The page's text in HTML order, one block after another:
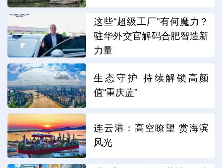
这些“超级工厂”有何魔力？
驻华外交官解码合肥智造新
力量
生态守护 持续解锁高颜
值“重庆蓝”
连云港：高空瞭望 赏海滨
风光